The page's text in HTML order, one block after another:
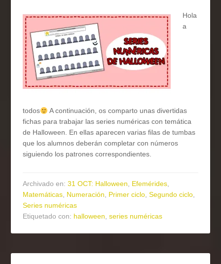
Hola
a
todos
A continuación, os comparto unas divertidas
fichas para trabajar las series numéricas con temática
de Halloween. En ellas aparecen varias filas de tumbas
que los alumnos deberán completar con números
siguiendo los patrones correspondientes.
Archivado en:31 OCT: Halloween, Efemérides,
Matemáticas, Numeración, Primer ciclo,Segundo ciclo,
Series numéricas
Etiquetado con: halloween,series numéricas